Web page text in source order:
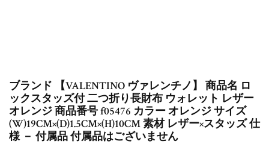
ブランド 【VALENTINO ヴァレンチノ】 商品名 ロ
ックスタッズ付 二つ折り長財布 ウォレット レザー
オレンジ 商品番号 f05476 カラー オレンジ サイズ
(W)19CM×(D)1.5CM×(H)10CM 素材 レザー×スタッズ 仕
様 － 付属品 付属品はございません